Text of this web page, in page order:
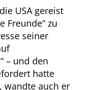
USA gereist
Freunde zu
seiner
– und den
hatte
wandte auch er